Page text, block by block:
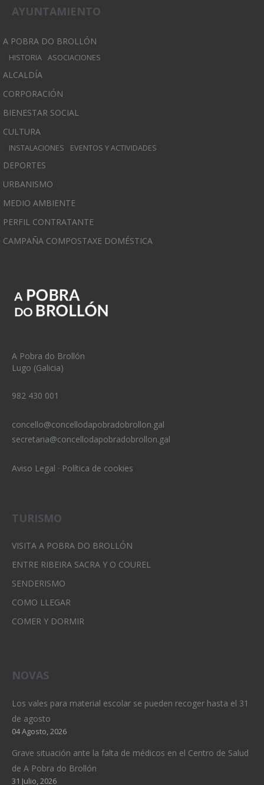
AYUNTAMIENTO
A POBRA DO BROLLÓN
HISTORIA ASOCIACIONES
ALCALDÍA
CORPORACIÓN
BIENESTAR SOCIAL
CULTURA
INSTALACIONES EVENTOS Y ACTIVIDADES
DEPORTES
URBANISMO
MEDIO AMBIENTE
PERFIL CONTRATANTE
CAMPAÑA COMPOSTAXE DOMÉSTICA
A Pobra do Brollón
Lugo (Galicia)
982 430 001
concello@concellodapobradobrollon.gal
secretaria@concellodapobradobrollon.gal
Aviso Legal · Política de cookies
TURISMO
VISITA A POBRA DO BROLLÓN
ENTRE RIBEIRA SACRA Y O COUREL
SENDERISMO
COMO LLEGAR
COMER Y DORMIR
NOVAS
Los vales para material escolar se pueden recoger hasta el 31
de agosto
04 Agosto, 2026
Grave situación ante la falta de médicos en el Centro de Salud
de A Pobra do Brollón
31 Julio, 2026